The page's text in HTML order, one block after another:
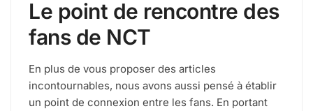
Le point de rencontre des
fans de NCT
En plus de vous proposer des articles
incontournables, nous avons aussi pensé à établir
un point de connexion entre les fans. En portant